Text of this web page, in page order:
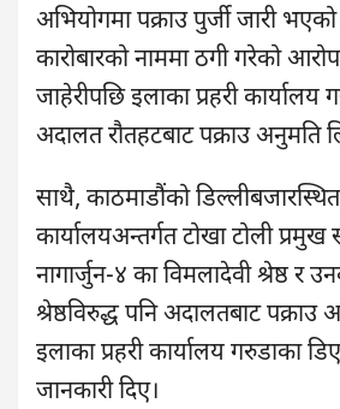
अभियोगमा पक्राउ पुर्जी जारी
कारोबारको नाममा ठगी गरेको
जाहेरीपछि इलाका प्रहरी कार्यालय
अदालत रौतहटबाट पक्राउ अनुमति
साथै, काठमाडौंको
कार्यालयअन्तर्गत टोखा टोली
नागार्जुन-४ का विमलादेवी श्रेष्ठ र
श्रेष्ठविरुद्ध पनि अदालतबाट
इलाका प्रहरी कार्यालय गरुडाका
जानकारी दिए।